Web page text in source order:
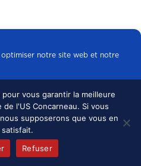
optimiser notre site web et notre
cookies
mentions légales
vous garantir la meilleure
l'US Concarneau. Si vous
supposerons que vous en
Refuser